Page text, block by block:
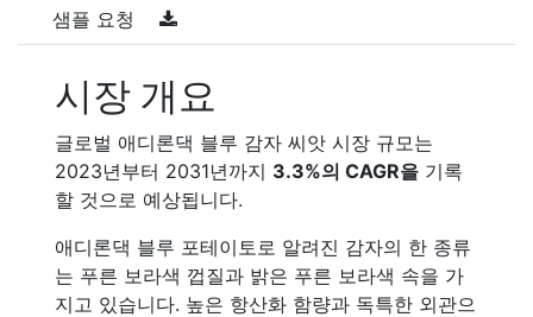
샘플 요청
시장 개요
글로벌 애디론댁 블루 감자 씨앗 시장 규모는
2023년부터 2031년까지 3.3%의 CAGR을 기록
할 것으로 예상됩니다.
애디론댁 블루 포테이토로 알려진 감자의 한 종류
는 푸른 보라색 껍질과 밝은 푸른 보라색 속을 가
지고 있습니다. 높은 항산화 함량과 독특한 외관으